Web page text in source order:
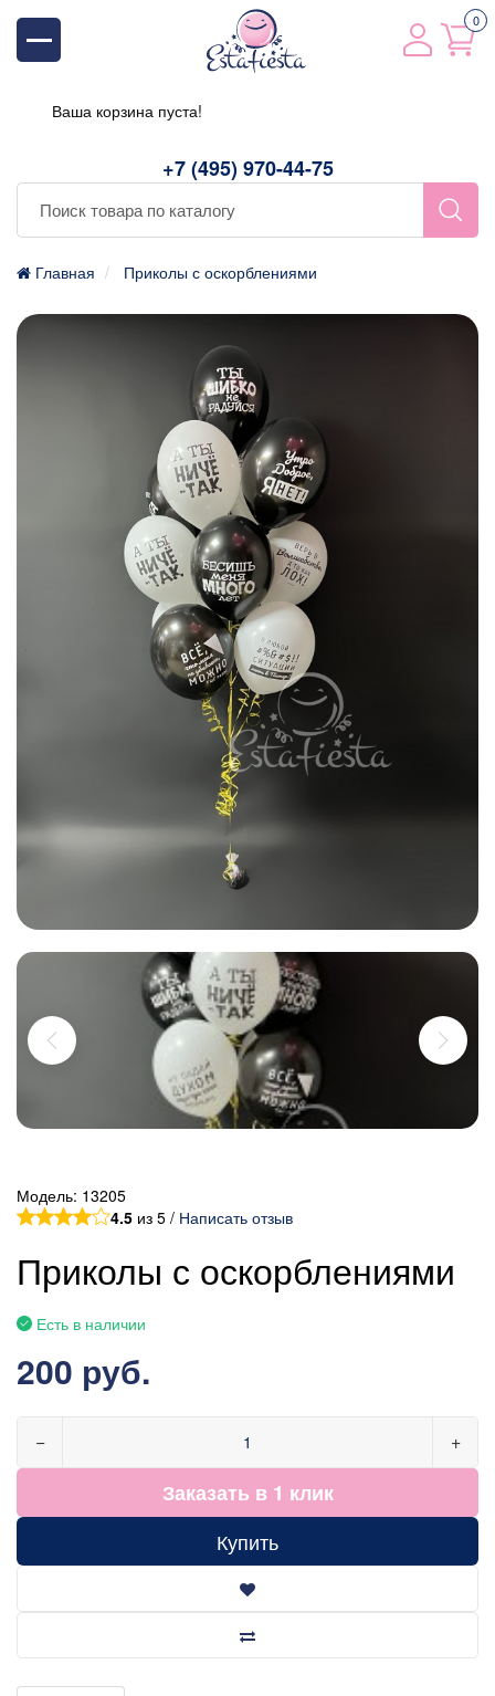
+7 (495) 970-44-75
0
Ваша корзина пуста!
Главная Приколы с оскорблениями
Модель: 13205
4.5 из 5 / Написать отзыв
Приколы с оскорблениями
Есть в наличии
200 руб.
− +
Заказать в 1 клик
Купить